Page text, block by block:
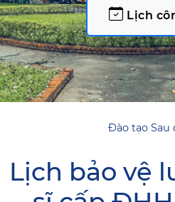
Lịch
Đào tạo Sau
Lịch bảo vệ